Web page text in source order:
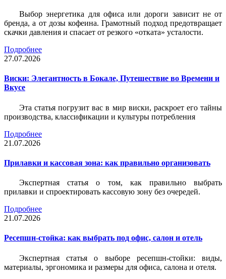
Выбор энергетика для офиса или дороги зависит не от
бренда, а от дозы кофеина. Грамотный подход предотвращает
скачки давления и спасает от резкого «отката» усталости.
Подробнее
27.07.2026
Виски: Элегантность в Бокале, Путешествие во Времени и
Вкусе
Эта статья погрузит вас в мир виски, раскроет его тайны
производства, классификации и культуры потребления
Подробнее
21.07.2026
Прилавки и кассовая зона: как правильно организовать
Экспертная статья о том, как правильно выбрать
прилавки и спроектировать кассовую зону без очередей.
Подробнее
21.07.2026
Ресепшн-стойка: как выбрать под офис, салон и отель
Экспертная статья о выборе ресепшн-стойки: виды,
материалы, эргономика и размеры для офиса, салона и отеля.